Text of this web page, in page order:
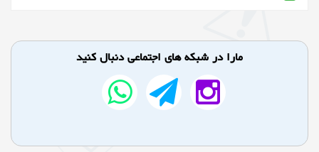
مارا در شبکه های اجتماعی دنبال کنید